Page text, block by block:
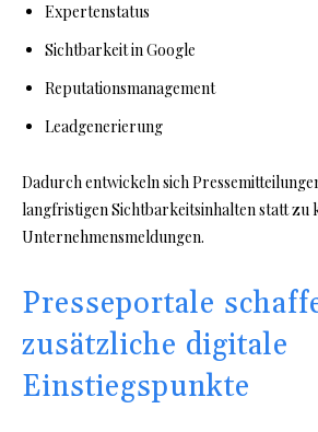
Expertenstatus
Sichtbarkeit in Google
Reputationsmanagement
Leadgenerierung
Dadurch entwickeln sich
langfristigen Sichtbarkeitsinhalten statt
Unternehmensmeldungen.
Presseportale
zusätzliche digitale
Einstiegspunkte